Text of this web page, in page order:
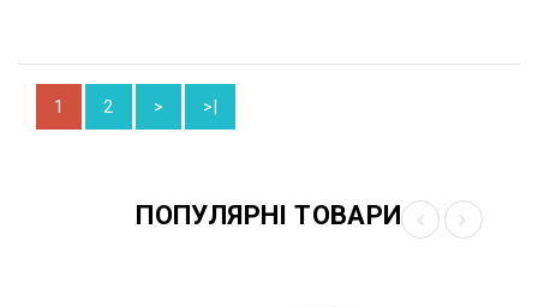
1 2 > >|
ПОПУЛЯРНІ ТОВАРИ